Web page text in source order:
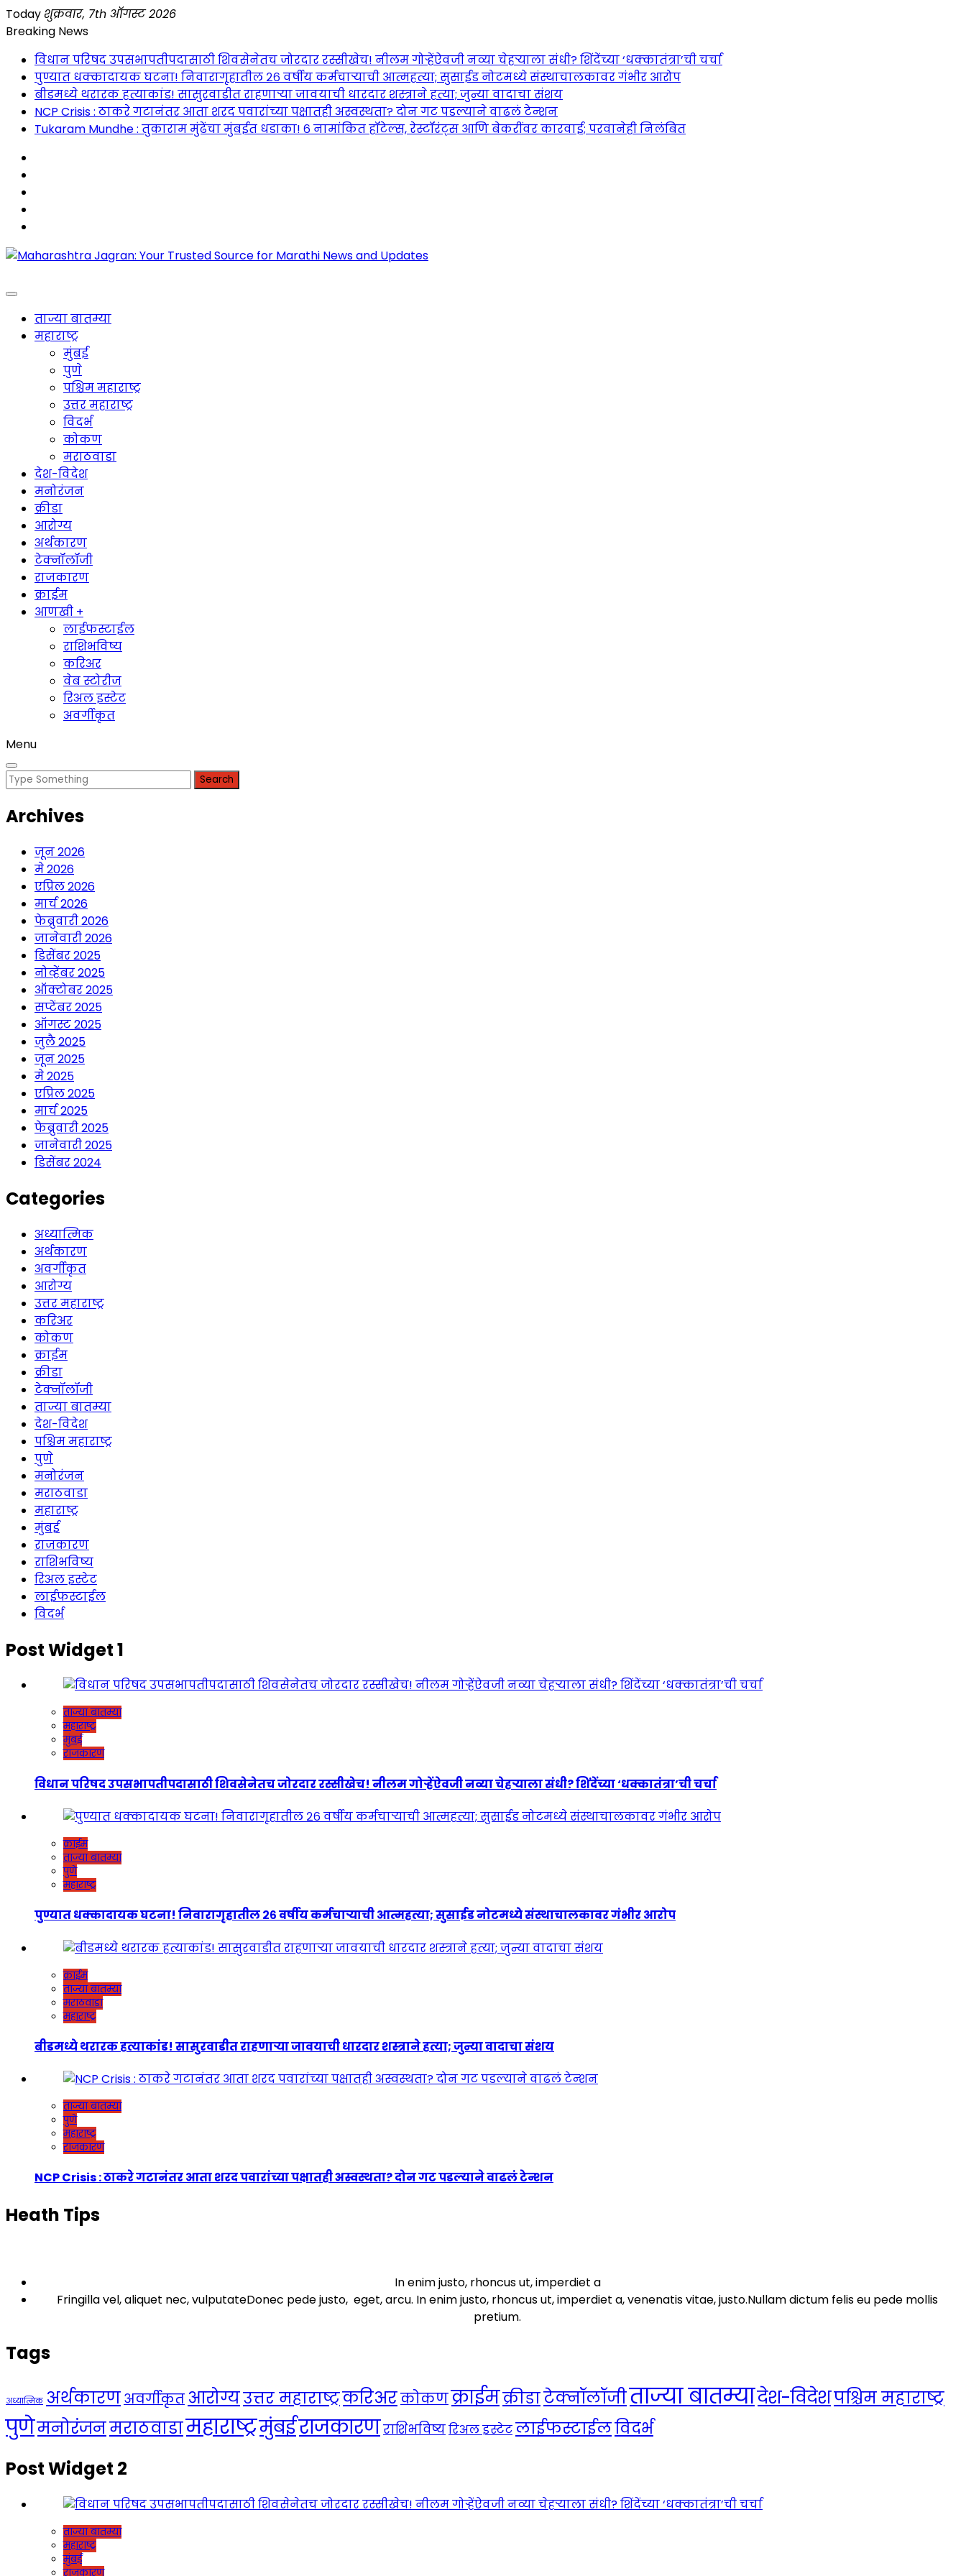
Skip
to
Today शुक्रवार, 7th ऑगस्ट 2026
Breaking News
विधान परिषद उपसभापतीपदासाठी शिवसेनेतच जोरदार रस्सीखेच! नीलम गोऱ्हेंऐवजी नव्या चेहऱ्याला संधी? शिंदेंच्या ‘धक्कातंत्रा’ची चर्चा
पुण्यात धक्कादायक घटना! निवारागृहातील २६ वर्षीय कर्मचाऱ्याची आत्महत्या; सुसाईड नोटमध्ये संस्थाचालकावर गंभीर आरोप
बीडमध्ये थरारक हत्याकांड! सासुरवाडीत राहणाऱ्या जावयाची धारदार शस्त्राने हत्या; जुन्या वादाचा संशय
NCP Crisis : ठाकरे गटानंतर आता शरद पवारांच्या पक्षातही अस्वस्थता? दोन गट पडल्याने वाढलं टेन्शन
Tukaram Mundhe : तुकाराम मुंढेंचा मुंबईत धडाका! ६ नामांकित हॉटेल्स, रेस्टॉरंट्स आणि बेकरींवर कारवाई; परवानेही निलंबित
Maharashtra Jagran : Your Trusted Companion for the Latest News
ताज्या बातम्या
महाराष्ट्र
मुंबई
पुणे
पश्चिम महाराष्ट्र
उत्तर महाराष्ट्र
विदर्भ
कोकण
मराठवाडा
देश-विदेश
मनोरंजन
क्रीडा
आरोग्य
अर्थकारण
टेक्नॉलॉजी
राजकारण
क्राईम
आणखी +
लाईफस्टाईल
राशिभविष्य
करिअर
वेब स्टोरीज
रिअल इस्टेट
अवर्गीकृत
Menu
Search
Archives
जून 2026
मे 2026
एप्रिल 2026
मार्च 2026
फेब्रुवारी 2026
जानेवारी 2026
डिसेंबर 2025
नोव्हेंबर 2025
ऑक्टोबर 2025
सप्टेंबर 2025
ऑगस्ट 2025
जुलै 2025
जून 2025
मे 2025
एप्रिल 2025
मार्च 2025
फेब्रुवारी 2025
जानेवारी 2025
डिसेंबर 2024
Categories
अध्यात्मिक
अर्थकारण
अवर्गीकृत
आरोग्य
उत्तर महाराष्ट्र
करिअर
कोकण
क्राईम
क्रीडा
टेक्नॉलॉजी
ताज्या बातम्या
देश-विदेश
पश्चिम महाराष्ट्र
पुणे
मनोरंजन
मराठवाडा
महाराष्ट्र
मुंबई
राजकारण
राशिभविष्य
रिअल इस्टेट
लाईफस्टाईल
विदर्भ
Post Widget 1
ताज्या बातम्या
महाराष्ट्र
मुंबई
राजकारण
विधान परिषद उपसभापतीपदासाठी शिवसेनेतच जोरदार रस्सीखेच! नीलम गोऱ्हेंऐवजी नव्या चेहऱ्याला संधी? शिंदेंच्या ‘धक्कातंत्रा’ची चर्चा
क्राईम
ताज्या बातम्या
पुणे
महाराष्ट्र
पुण्यात धक्कादायक घटना! निवारागृहातील २६ वर्षीय कर्मचाऱ्याची आत्महत्या; सुसाईड नोटमध्ये संस्थाचालकावर गंभीर आरोप
क्राईम
ताज्या बातम्या
मराठवाडा
महाराष्ट्र
बीडमध्ये थरारक हत्याकांड! सासुरवाडीत राहणाऱ्या जावयाची धारदार शस्त्राने हत्या; जुन्या वादाचा संशय
ताज्या बातम्या
पुणे
महाराष्ट्र
राजकारण
NCP Crisis : ठाकरे गटानंतर आता शरद पवारांच्या पक्षातही अस्वस्थता? दोन गट पडल्याने वाढलं टेन्शन
Heath Tips
In enim justo, rhoncus ut, imperdiet a
Fringilla vel, aliquet nec, vulputateDonec pede justo, eget, arcu. In enim justo, rhoncus ut, imperdiet a, venenatis vitae, justo.Nullam dictum felis eu pede mollis
pretium.
Tags
अध्यात्मिक अर्थकारणअवर्गीकृत आरोग्यउत्तर महाराष्ट्रकरिअरकोकणक्राईमक्रीडाटेक्नॉलॉजीताज्या बातम्यादेश-विदेशपश्चिम महाराष्ट्र
पुणेमनोरंजनमराठवाडामहाराष्ट्रमुंबईराजकारणराशिभविष्यरिअल इस्टेटलाईफस्टाईलविदर्भ
Post Widget 2
ताज्या बातम्या
महाराष्ट्र
मुंबई
राजकारण